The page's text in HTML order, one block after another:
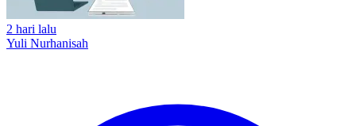
2 hari lalu
Yuli Nurhanisah